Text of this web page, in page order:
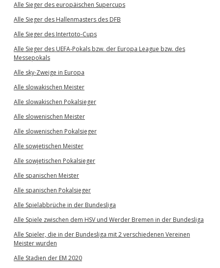
Alle Sieger des europäischen Supercups
Alle Sieger des Hallenmasters des DFB
Alle Sieger des Intertoto-Cups
Alle Sieger des UEFA-Pokals bzw. der Europa League bzw. des
Messepokals
Alle sky-Zweige in Europa
Alle slowakischen Meister
Alle slowakischen Pokalsieger
Alle slowenischen Meister
Alle slowenischen Pokalsieger
Alle sowjetischen Meister
Alle sowjetischen Pokalsieger
Alle spanischen Meister
Alle spanischen Pokalsieger
Alle Spielabbrüche in der Bundesliga
Alle Spiele zwischen dem HSV und Werder Bremen in der Bundesliga
Alle Spieler, die in der Bundesliga mit 2 verschiedenen Vereinen
Meister wurden
Alle Stadien der EM 2020